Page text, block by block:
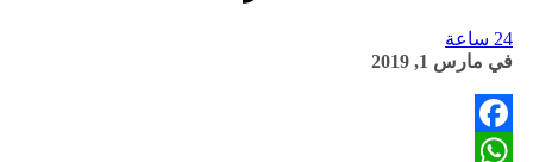
24 ساعة
في مارس 1, 2019
Facebook